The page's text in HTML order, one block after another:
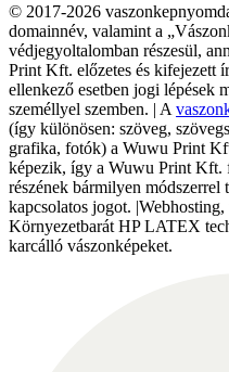
© 2017-2026
domainnév, valamint a
védjegyoltalomban részesül,
Print Kft. előzetes és kifejezett
ellenkező esetben jogi lépések
személlyel szemben. | A
(így különösen: szöveg,
grafika, fotók) a Wuwu Print
képezik, így a Wuwu Print Kft.
részének bármilyen módszerrel
kapcsolatos jogot.
Környezetbarát HP LATEX
karcálló vászonképeket.